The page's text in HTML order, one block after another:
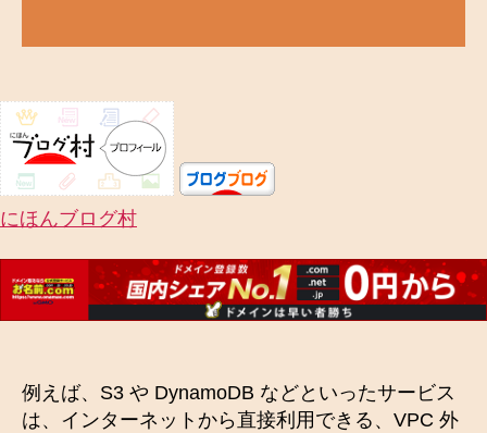
にほんブログ村
例えば、S3 や DynamoDB などといったサービス
は、インターネットから直接利用できる、VPC 外